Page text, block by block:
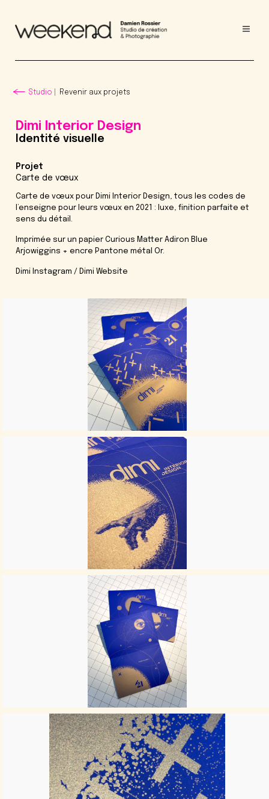
Dimi Interior Design
Identité visuelle
Projet
Carte de vœux
Carte de vœux pour Dimi Interior Design, tous les codes de
l’enseigne pour leurs vœux en 2021 : luxe, finition parfaite et
sens du détail.
Imprimée sur un papierCurious Matter Adiron Blue
Arjowiggins + encre Pantone métal Or.
Dimi Instagram / Dimi Website
Studio | Revenir aux projets